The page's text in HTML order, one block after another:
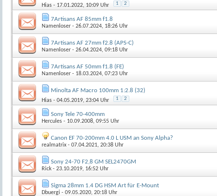
Hias - 17.01.2022, 10:09 Uhr 1 2
7Artisans AF 85mm f1.8
Namenloser - 26.07.2024, 18:26 Uhr
7Artisans AF 27mm f2.8 (APS-C)
Namenloser - 26.04.2024, 09:18 Uhr
7Artisans AF 50mm f1.8 (FE)
Namenloser - 18.03.2024, 07:23 Uhr
Minolta AF Macro 100mm 1:2.8 (32)
Hias - 04.05.2019, 23:04 Uhr 1 2
Sony Tele 70-400mm
Hercules - 10.09.2008, 09:55 Uhr
Canon EF 70-200mm 4.0 L USM an Sony Alpha?
realmatrix - 07.04.2021, 20:38 Uhr
Sony 24-70 F2,8 GM SEL2470GM
Rick - 23.10.2019, 16:52 Uhr
Sigma 28mm 1.4 DG HSM Art für E-Mount
Dbuergi - 09.05.2020, 20:18 Uhr